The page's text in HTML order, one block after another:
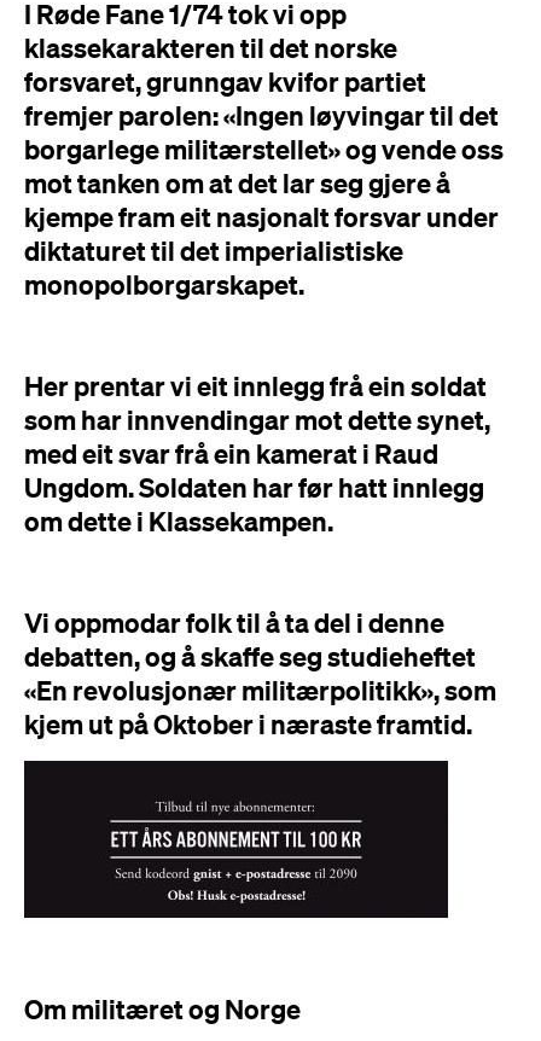
I Røde Fane 1/74 tok vi opp
klassekarakteren til det norske
forsvaret, grunngav kvifor partiet
fremjer parolen: «Ingen løyvingar til det
borgarlege militærstellet» og vende oss
mot tanken om at det lar seg gjere å
kjempe fram eit nasjonalt forsvar under
diktaturet til det imperialistiske
monopolborgarskapet.
Her prentar vi eit innlegg frå ein soldat
som har innvendingar mot dette synet,
med eit svar frå ein kamerat i Raud
Ungdom. Soldaten har før hatt innlegg
om dette i Klassekampen.
Vi oppmodar folk til å ta del i denne
debatten, og å skaffe seg studieheftet
«En revolusjonær militærpolitikk», som
kjem ut på Oktober i næraste framtid.
Om militæret og Norge